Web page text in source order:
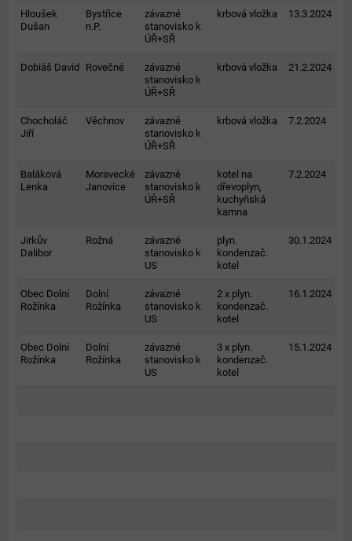
Hloušek
Dušan
Bystřice
n.P.
závazné
stanovisko k
ÚŘ+SŘ
krbová vložka 13.3.2024
Dobiáš David Rovečné
závazné
stanovisko k
ÚŘ+SŘ
krbová vložka 21.2.2024
Chocholáč
Jiří
Věchnov
závazné
stanovisko k
ÚŘ+SŘ
krbová vložka 7.2.2024
Baláková
Lenka
Moravecké
Janovice
závazné
stanovisko k
ÚŘ+SŘ
kotel na
dřevoplyn,
kuchyňská
kamna
7.2.2024
Jirkův
Dalibor
Rožná
závazné
stanovisko k
US
plyn.
kondenzač.
kotel
30.1.2024
Obec Dolní
Rožínka
Dolní
Rožínka
závazné
stanovisko k
US
2 x plyn.
kondenzač.
kotel
16.1.2024
Obec Dolní
Rožínka
Dolní
Rožínka
závazné
stanovisko k
US
3 x plyn.
kondenzač.
kotel
15.1.2024